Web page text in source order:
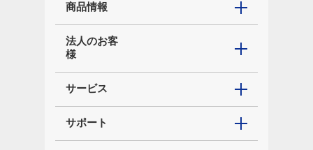
商品情報
法人のお客
様
サービス
サポート